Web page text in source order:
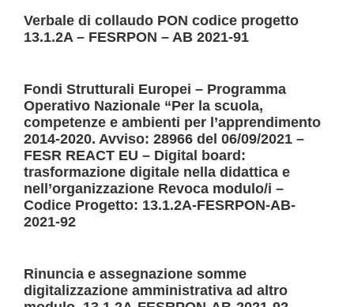
Organizzazione
Organi collegiali
La storia
La storia del nostro
istituto
Panoramica
Verbale di collaudo PON codice progetto
13.1.2A – FESRPON – AB 2021-91
Fondi Strutturali Europei – Programma
Operativo Nazionale “Per la scuola,
competenze e ambienti per l’apprendimento
2014-2020. Avviso: 28966 del 06/09/2021 –
FESR REACT EU – Digital board:
trasformazione digitale nella didattica e
nell’organizzazione Revoca modulo/i –
Codice Progetto: 13.1.2A-FESRPON-AB-
2021-92
Rinuncia e assegnazione somme
digitalizzazione amministrativa ad altro